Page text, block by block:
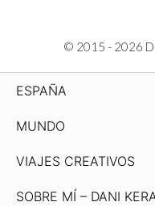
© 2015 - 2026
ESPAÑA
MUNDO
VIAJES CREATIVOS
SOBRE MÍ – DANI